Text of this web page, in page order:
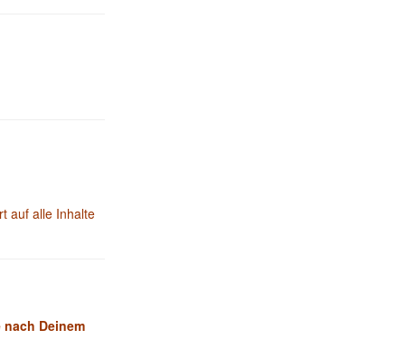
auf alle Inhalte
nach Deinem